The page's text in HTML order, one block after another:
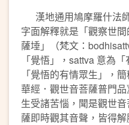
漢地通用鳩摩羅什法
字面解釋就是「觀察世
薩埵」（梵文：
「覺悟」，sattva 意為
「覺悟的有情眾生」，
華經．觀世音菩薩普門
生受諸苦惱，聞是觀世
薩即時觀其音聲，皆得解